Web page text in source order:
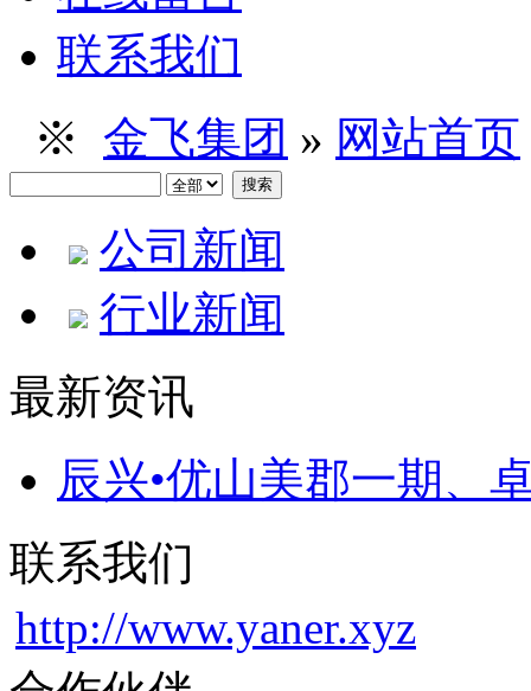
联系我们
※ 金飞集团 » 网站首页
公司新闻
行业新闻
最新资讯
辰兴•优山美郡一期、
联系我们
http://www.yaner.xyz